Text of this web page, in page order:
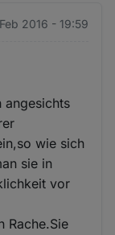
2016 - 19:59
angesichts
wie sich
sie in
vor
Rache.Sie